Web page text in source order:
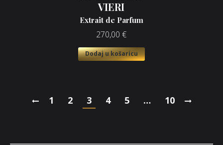
VIERI
Extrait de Parfum
270,00 €
Dodaj u košaricu
1 2 3 4 5 … 10